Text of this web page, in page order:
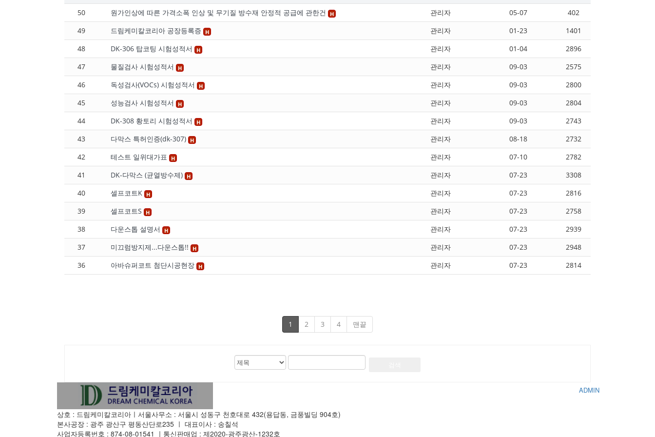
50 원가인상에 따른 가격소폭 인상 및 무기질 방수재 안정적 공급에 관한건 H 관리자 05-07
402
49
드림케미칼코리아 공장등록증 H 관리자 01-23
1401
48
DK-306 탑코팅 시험성적서 H 관리자 01-04
2896
47
물질검사 시험성적서 H 관리자 09-03
2575
46
독성검사(VOCs) 시험성적서 H 관리자 09-03
2800
45
성능검사 시험성적서 H 관리자 09-03
2804
44
DK-308 황토리 시험성적서 H 관리자 09-03
2743
43
다막스 특허인증(dk-307) H 관리자 08-18
2732
42
테스트 일위대가표 H 관리자 07-10
2782
41
DK-다막스 (균열방수제) H 관리자 07-23
3308
40
셀프코트K H 관리자 07-23
2816
39
셀프코트S H 관리자 07-23
2758
38
다운스톱 설명서 H 관리자 07-23
2939
37
미끄럼방지제...다운스톱!! H 관리자 07-23
2948
36
아바슈퍼코트 첨단시공현장 H 관리자 07-23 2814
1 2 3 4 맨끝
검
색
검
색
검
색
상호 : 드림케미칼코리아ㅣ서울사무소 : 서울시 성동구 천호대로 432(용답동, 금풍빌딩 904호)
본사공장 : 광주 광산구 평동산단로235 ㅣ 대표이사 : 송칠석
사업자등록번호 : 874-08-01541 ㅣ통신판매업 : 제2020-광주광산-1232호
ADMIN